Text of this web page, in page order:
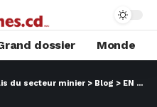
dossier Monde
du secteur minier > Blog > EN CONTINU